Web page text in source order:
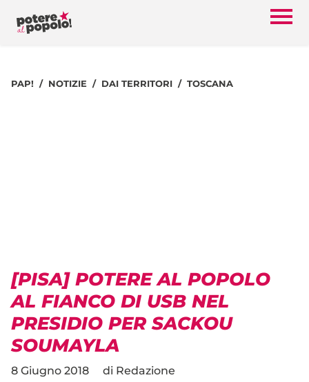
PAP! NOTIZIE DAI TERRITORI TOSCANA
[PISA] POTERE AL POPOLO
AL FIANCO DI USB NEL
PRESIDIO PER SACKOU
SOUMAYLA
8 Giugno 2018 di Redazione